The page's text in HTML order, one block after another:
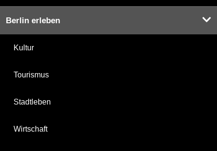
Berlin erleben
Kultur
Tourismus
Stadtleben
Wirtschaft